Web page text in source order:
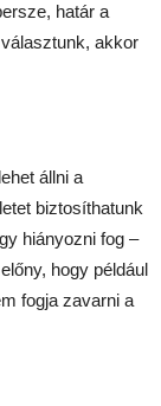
határ a
akkor
állni a
biztosíthatunk
hiányozni fog –
hogy például
fogja zavarni a